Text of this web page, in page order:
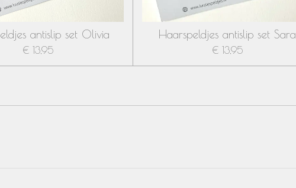
antislip set Olivia
€ 13,95
Haarspeldjes antislip set Sara
€ 13,95